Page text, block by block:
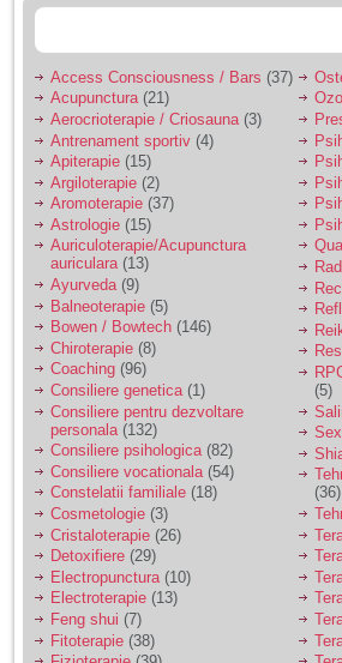
sa se manifeste o
Ma aflu aici pentru ca
vreau sa stiu daca am
nevoie de un psiholog
sau psihiatru.
Sunt casatorita, am
31 de ani si un copil in
varsta de 2 ani care
mi-e lumina ochilor.
De ceva timp simt ca
mi s-a adunat
oboseala, o oboseala
cronica de care nu pot
scapa si simt ca din
cauza ei nu pot
controla nervii si
cateodata are copilul
de suferit.
Am o bariera peste
care nu pot trece:
prietena mea a ramas
insarcinata cu o fata.
Am fost de comun
acord sa facem un
copil, cu gandul ca e
baiat.
Access Consciousness / Bars (37)
Acupunctura(21)
Aerocrioterapie / Criosauna (3)
Antrenament sportiv (4)
Apiterapie (15)
Argiloterapie (2)
Aromoterapie (37)
Astrologie (15)
Auriculoterapie/Acupunctura
auriculara(13)
Ayurveda(9)
Balneoterapie (5)
Bowen / Bowtech (146)
Chiroterapie (8)
Coaching (96)
Consiliere genetica(1)
Consiliere pentru dezvoltare
personala (132)
Consiliere psihologica(82)
Consiliere vocationala (54)
Constelatii familiale (18)
Cosmetologie (3)
Cristaloterapie (26)
Detoxifiere (29)
Electropunctura (10)
Electroterapie (13)
Feng shui (7)
Fitoterapie (38)
(5)
(36)